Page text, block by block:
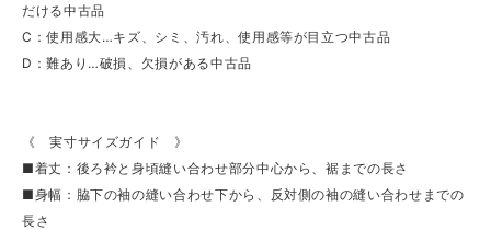
だける中古品
C：使用感大…キズ、シミ、汚れ、使用感等が目立つ中古品
D：難あり…破損、欠損がある中古品
《 実寸サイズガイド 》
■着丈：後ろ衿と身頃縫い合わせ部分中心から、裾までの長さ
■身幅：脇下の袖の縫い合わせ下から、反対側の袖の縫い合わせまでの
長さ